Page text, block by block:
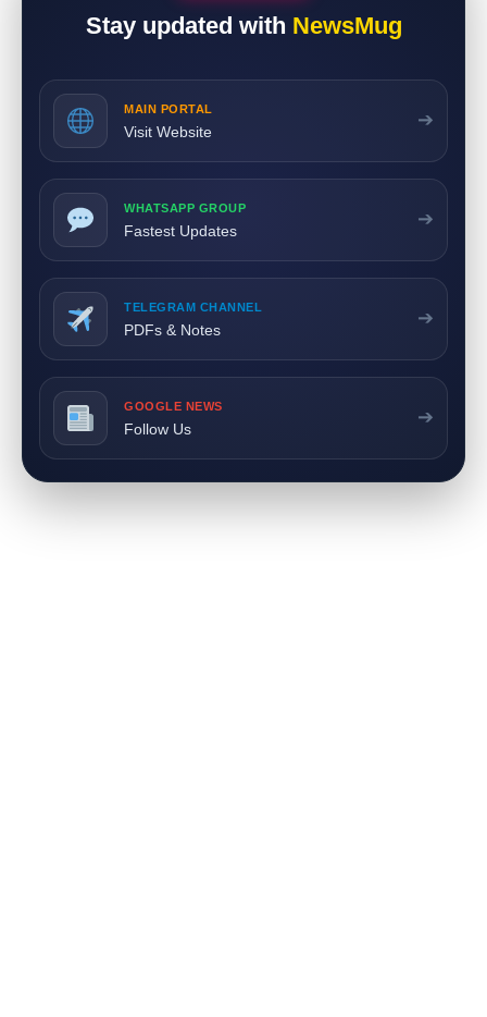
Stay updated with NewsMug
MAIN PORTAL
Visit Website
➔
WHATSAPP GROUP
Fastest Updates
➔
TELEGRAM CHANNEL
PDFs & Notes
➔
GOOGLE NEWS
Follow Us
➔